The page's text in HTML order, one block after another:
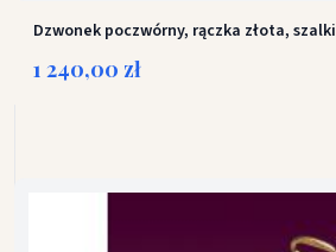
Dzwonek poczwórny, rączka złota,
1 240,00 zł